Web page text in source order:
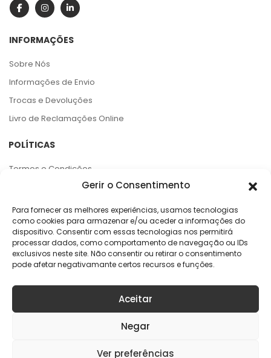
Gerir o Consentimento
Para fornecer as melhores experiências, usamos tecnologias
como cookies para armazenar e/ou aceder a informações do
dispositivo. Consentir com essas tecnologias nos permitirá
processar dados, como comportamento de navegação ou IDs
exclusivos neste site. Não consentir ou retirar o consentimento
pode afetar negativamante certos recursos e funções.
Aceitar
Negar
Ver preferências
INFORMAÇÕES
Sobre Nós
Informações de Envio
Trocas e Devoluções
Livro de Reclamações Online
POLÍTICAS
Termos e Condições
Política de Privacidade
Política de Cookies
Centro de Arbitragem e RAL
APOIO AO CLIENTE
Rua da Argila, 141
4445-027 Alfena
online@geracaoaudaciosa.pt
Copyright © 2026 KELME Portugal. Todos os direitos reservados